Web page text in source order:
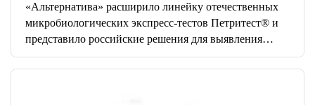
«Альтернатива» расширило линейку отечественных
микробиологических экспресс-тестов Петритест® и
представило российские решения для выявления…